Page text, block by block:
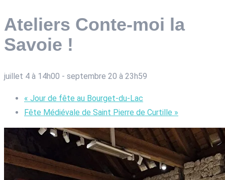
Ateliers Conte-moi la
Savoie !
juillet 4 à 14h00 - septembre 20 à 23h59
« Jour de fête au Bourget-du-Lac
Fête Médiévale de Saint Pierre de Curtille »